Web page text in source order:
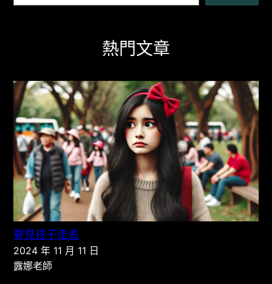
熱門文章
夢見孩子走丟
2024 年 11 月 11 日
露娜老師